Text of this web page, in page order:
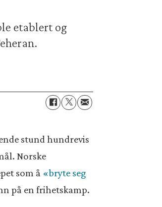
etablert og
stund hundrevis
Norske
som å «bryte seg
på en frihetskamp.